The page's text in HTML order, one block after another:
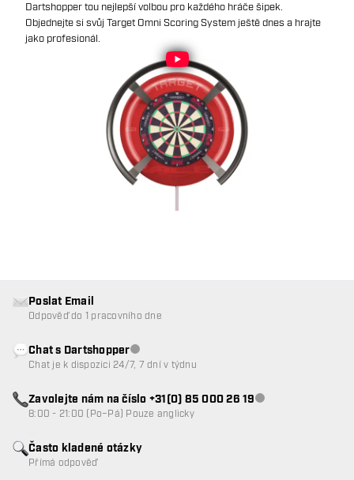
Dartshopper tou nejlepší volbou pro každého hráče šipek.
Objednejte si svůj Target Omni Scoring System ještě dnes a hrajte
jako profesionál.
Často kladené otázky
Přímá odpověď
Poslat Email
Odpověď do 1 pracovního dne
Chat s DartshopperZákaznický servis nedostupný
Chat je k dispozici 24/7, 7 dní v týdnu
Zavolejte nám na číslo +31(0) 85 000 26 19Zákaznický servis
8:00 - 21:00 (Po–Pá) Pouze anglicky